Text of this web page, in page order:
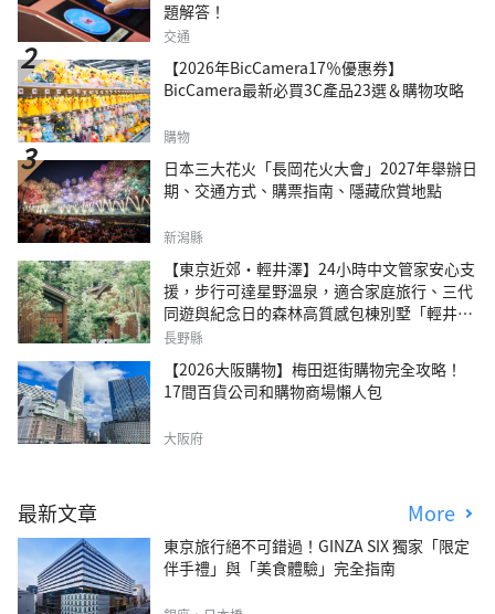
題解答！
交通
【2026年BicCamera17％優惠券】
BicCamera最新必買3C產品23選＆購物攻略
購物
日本三大花火「長岡花火大會」2027年舉辦日
期、交通方式、購票指南、隱藏欣賞地點
新潟縣
【東京近郊・輕井澤】24小時中文管家安心支
援，步行可達星野溫泉，適合家庭旅行、三代
同遊與紀念日的森林高質感包棟別墅「輕井澤
森四季VILLA」
長野縣
【2026大阪購物】梅田逛街購物完全攻略！
17間百貨公司和購物商場懶人包
大阪府
最新文章 More
東京旅行絕不可錯過！GINZA SIX 獨家「限定
伴手禮」與「美食體驗」完全指南